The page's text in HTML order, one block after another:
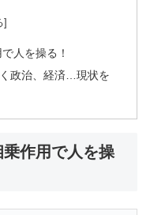
人を操る！
政治、経済…現状を
作用で人を操